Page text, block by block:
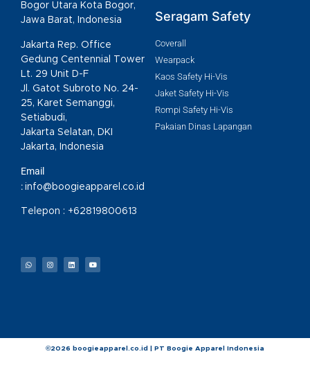
Bogor Utara Kota Bogor,
Jawa Barat, Indonesia
Jakarta Rep. Office
Gedung Centennial Tower
Lt. 29 Unit D-F
Jl. Gatot Subroto No. 24-
25, Karet Semanggi,
Setiabudi,
Jakarta Selatan, DKI
Jakarta, Indonesia
Email
: info@boogieapparel.co.id
Telepon : +62819800613
Seragam Safety
Coverall
Wearpack
Kaos Safety Hi-Vis
Jaket Safety Hi-Vis
Rompi Safety Hi-Vis
Pakaian Dinas Lapangan
©2026 boogieapparel.co.id | PT Boogie Apparel Indonesia